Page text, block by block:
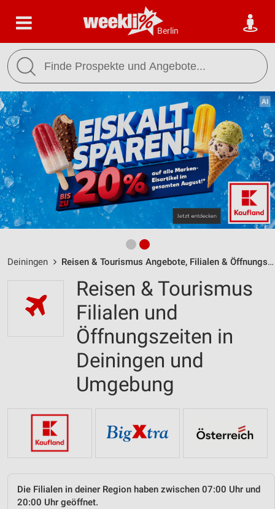
Berlin
Deiningen Reisen & Tourismus Angebote, Filialen & Öffnungszeiten
Reisen & Tourismus
Filialen und
Öffnungszeiten in
Deiningen und
Umgebung
Die Filialen in deiner Region haben zwischen 07:00 Uhr und
20:00 Uhr geöffnet.